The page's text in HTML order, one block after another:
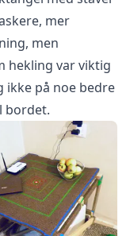
mer
men
hekling var viktig
ikke på noe bedre
bordet.